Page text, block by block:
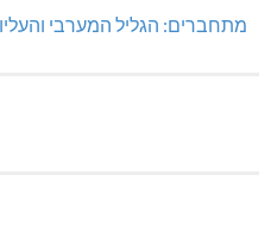
מתחברים: הגליל המערבי